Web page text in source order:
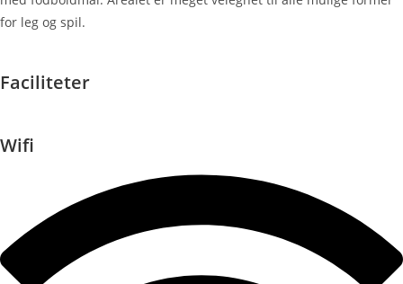
for leg og spil.
Faciliteter
Wifi